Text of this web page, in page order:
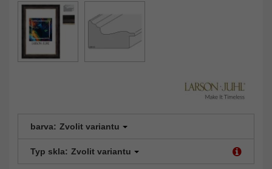
barva: Zvolit variantu
Typ skla: Zvolit variantu